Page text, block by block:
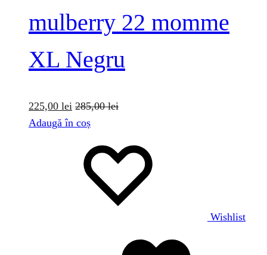
mulberry 22 momme
XL Negru
225,00 lei 285,00lei
Adaugă în coș
Wishlist